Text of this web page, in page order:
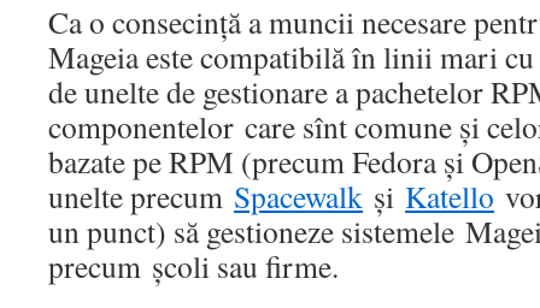
Ca o consecință a muncii necesare
Mageia este compatibilă în linii mari cu
de unelte de gestionare a pachetelor
componentelor care sînt comune și
bazate pe RPM (precum Fedora și
unelte precum Spacewalk și Katello
un punct) să gestioneze sistemele
precum școli sau firme.